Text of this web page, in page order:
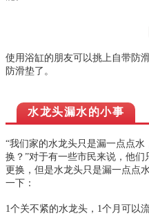
使用浴缸的朋友可以挑上自带防
防滑垫了。
水龙头漏水的小事
“我们家的水龙头只是漏一点点
换？”对于有一些市民来说，他
更换，但是水龙头只是漏一点点
一下：
1个关不紧的水龙头，1个月可以